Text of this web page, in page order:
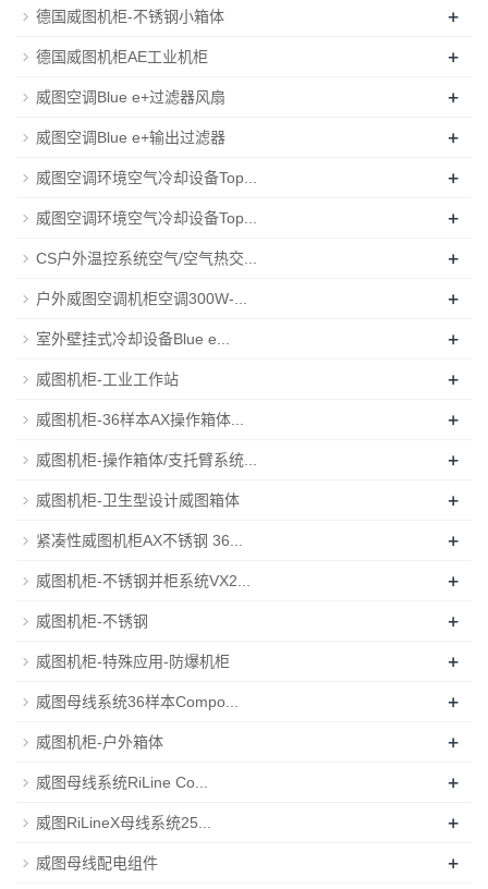
德国威图机柜-不锈钢小箱体 +
德国威图机柜AE工业机柜 +
威图空调Blue e+过滤器风扇 +
威图空调Blue e+输出过滤器 +
威图空调环境空气冷却设备Top... +
威图空调环境空气冷却设备Top... +
CS户外温控系统空气/空气热交... +
户外威图空调机柜空调300W-... +
室外壁挂式冷却设备Blue e... +
威图机柜-工业工作站 +
威图机柜-36样本AX操作箱体... +
威图机柜-操作箱体/支托臂系统... +
威图机柜-卫生型设计威图箱体 +
紧凑性威图机柜AX不锈钢 36... +
威图机柜-不锈钢并柜系统VX2... +
威图机柜-不锈钢 +
威图机柜-特殊应用-防爆机柜 +
威图母线系统36样本Compo... +
威图机柜-户外箱体 +
威图母线系统RiLine Co... +
威图RiLineX母线系统25... +
威图母线配电组件 +